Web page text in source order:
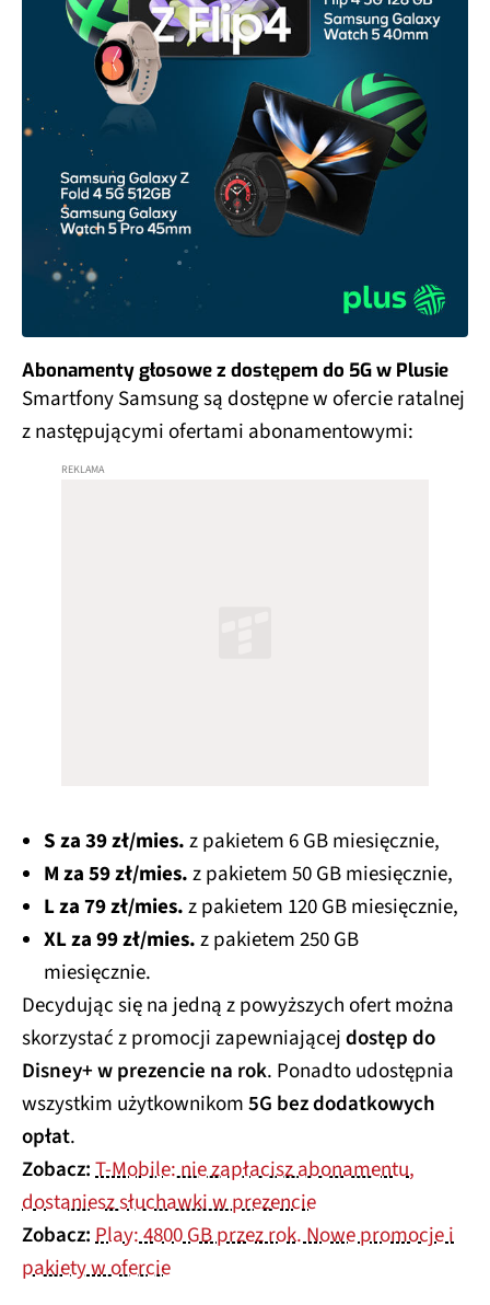
Abonamenty głosowe z dostępem do 5G w Plusie
Smartfony Samsung są dostępne w ofercie ratalnej
z następującymi ofertami abonamentowymi:
S za 39 zł/mies. z pakietem 6 GB miesięcznie,
M za 59 zł/mies. z pakietem 50 GB miesięcznie,
L za 79 zł/mies. z pakietem 120 GB miesięcznie,
XL za 99 zł/mies. z pakietem 250 GB
miesięcznie.
Decydując się na jedną z powyższych ofert można
skorzystać z promocji zapewniającejdostęp do
Disney+ w prezencie na rok . Ponadto udostępnia
wszystkim użytkownikom 5G bez dodatkowych
opłat
Zobacz:T-Mobile: nie zapłacisz abonamentu,
dostaniesz słuchawki w prezencie
Zobacz: Play: 4800 GB przez rok. Nowe promocje i
pakiety w ofercie